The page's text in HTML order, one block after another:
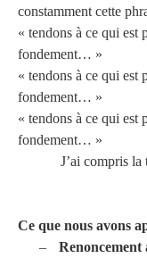
constamment cette
« tendons à ce qui est
fondement… »
« tendons à ce qui est
fondement… »
« tendons à ce qui est
fondement… »
J’ai compris la
Ce que nous avons
–